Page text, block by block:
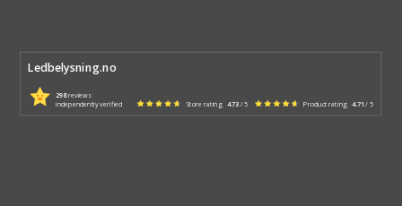
Ledbelysning.no
298reviews
independently verified Store rating 4.73 / 5 Product rating 4.71 / 5